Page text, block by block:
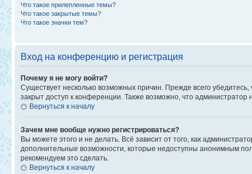
Что такое прилепленные темы?
Что такое закрытые темы?
Что такое значки тем?
Вход на конференцию и регистрация
Почему я не могу войти?
Существует несколько возможных причин. Прежде всего
закрыт доступ к конференции. Также возможно, что
Вернуться к началу
Зачем мне вообще нужно регистрироваться?
Вы можете этого и не делать. Всё зависит от того, как
дополнительные возможности, которые недоступны анонимным
рекомендуем это сделать.
Вернуться к началу